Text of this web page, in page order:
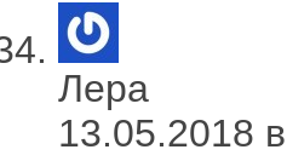
Лера
13.05.2018